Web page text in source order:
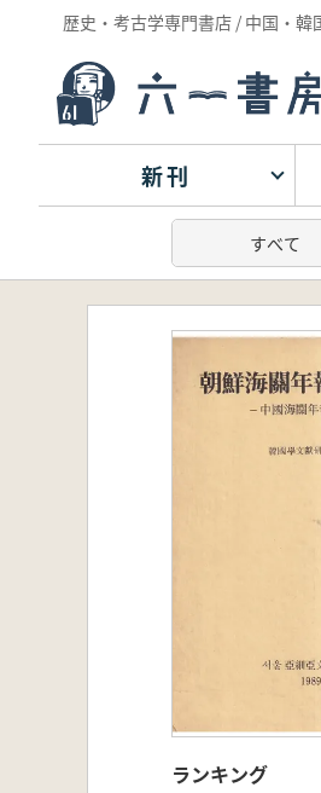
歴史・考古学専門書店 / 中国・
新刊
ランキング